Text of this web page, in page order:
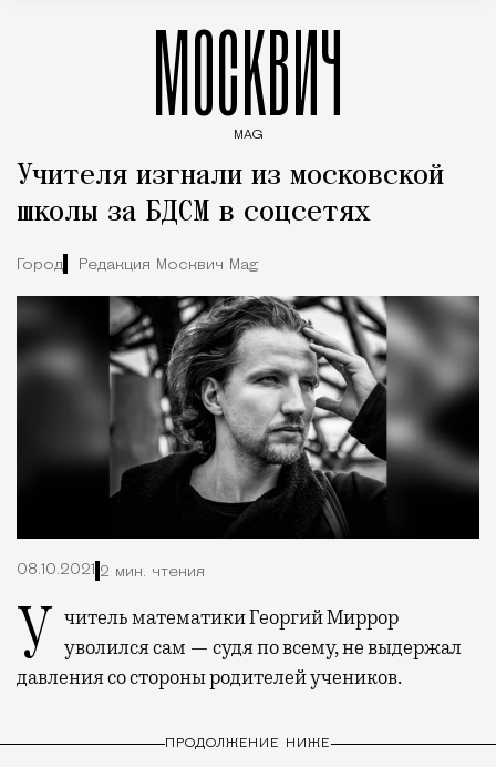
МОСКВИЧ
MAG
Учителя изгнали из московской
школы за БДСМ в соцсетях
Город Редакция Москвич Mag
08.10.2021 2 мин. чтения
Учитель математики Георгий Миррор
уволился сам — судя по всему, не выдержал
давления со стороны родителей учеников.
ПРОДОЛЖЕНИЕ НИЖЕ